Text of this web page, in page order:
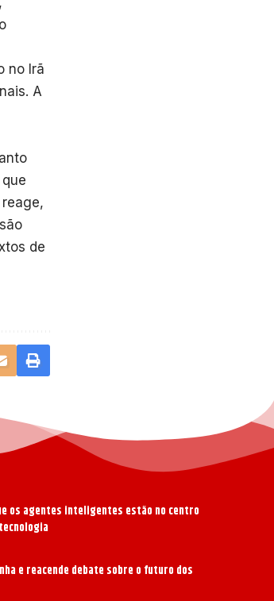
no Irã
A
de
os agentes inteligentes estão no centro
e reacende debate sobre o futuro dos